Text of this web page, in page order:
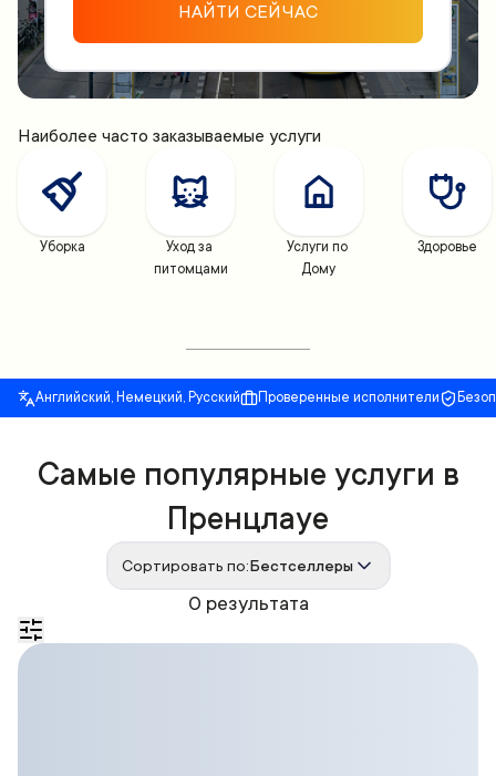
НАЙТИ СЕЙЧАС
Наиболее часто заказываемые услуги
Уборка
Уход за
питомцами
Услуги по
Дому
Здоровье
Английский, Немецкий, Русский Проверенные исполнители
0 результата
Самые популярные услуги в
Пренцлауе
Сортировать по:Бестселлеры